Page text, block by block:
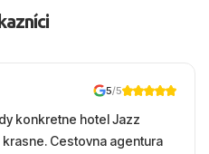
5/5
konkretne hotel Jazz
Cestovna agentura